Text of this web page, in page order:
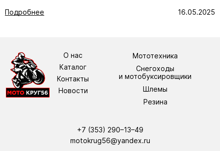
Подробнее 16.05.2025
О нас
Каталог
Контакты
Новости
Мототехника
Снегоходы
и мотобуксировщики
Шлемы
Резина
+7 (353) 290–13–49
motokrug56@yandex.ru